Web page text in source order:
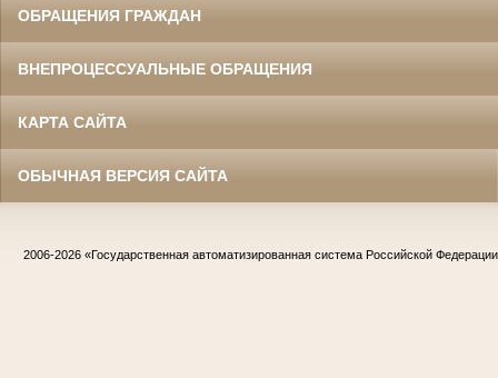
ОБРАЩЕНИЯ ГРАЖДАН
ВНЕПРОЦЕССУАЛЬНЫЕ ОБРАЩЕНИЯ
КАРТА САЙТА
ОБЫЧНАЯ ВЕРСИЯ САЙТА
2006-2026 «Государственная автоматизированная система Российской